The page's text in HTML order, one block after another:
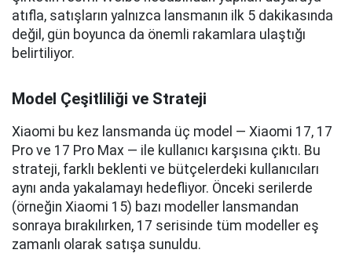
atıfla, satışların yalnızca lansmanın ilk 5 dakikasında
değil, gün boyunca da önemli rakamlara ulaştığı
belirtiliyor.
Model Çeşitliliği ve Strateji
Xiaomi bu kez lansmanda üç model — Xiaomi 17, 17
Pro ve 17 Pro Max — ile kullanıcı karşısına çıktı. Bu
strateji, farklı beklenti ve bütçelerdeki kullanıcıları
aynı anda yakalamayı hedefliyor. Önceki serilerde
(örneğin Xiaomi 15) bazı modeller lansmandan
sonraya bırakılırken, 17 serisinde tüm modeller eş
zamanlı olarak satışa sunuldu.